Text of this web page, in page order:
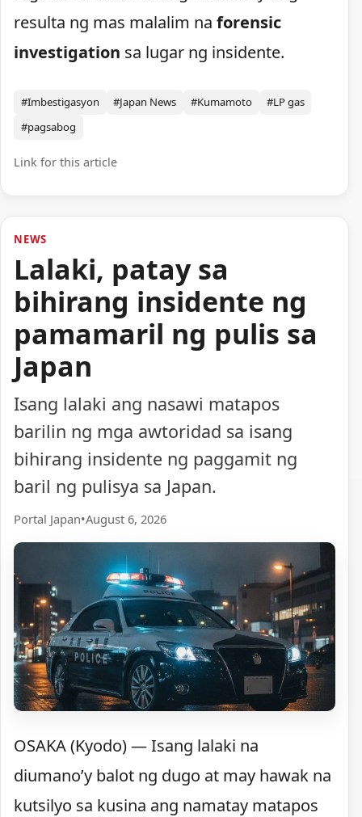
resulta ng mas malalim na forensic
investigation sa lugar ng insidente.
#Imbestigasyon #Japan News #Kumamoto
#LP gas
#pagsabog
Link for this article
NEWS
Lalaki, patay sa
bihirang insidente ng
pamamaril ng pulis sa
Japan
Isang lalaki ang nasawi matapos
barilin ng mga awtoridad sa isang
bihirang insidente ng paggamit ng
baril ng pulisya sa Japan.
Portal Japan•August 6, 2026
OSAKA (Kyodo) — Isang lalaki na
diumano’y balot ng dugo at may hawak na
kutsilyo sa kusina ang namatay matapos